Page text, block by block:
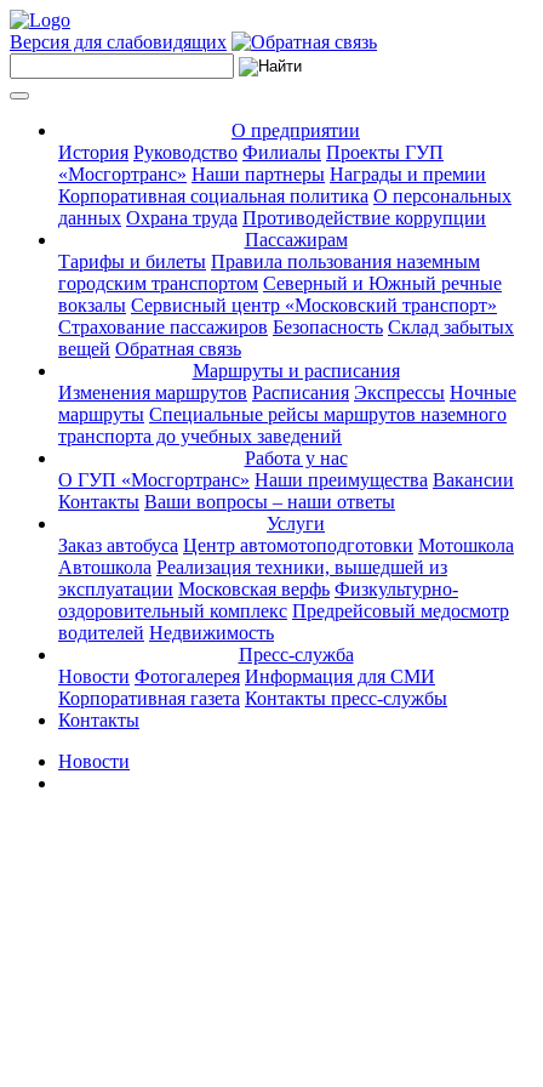
Версия для слабовидящих
О предприятии
История Руководство Филиалы Проекты ГУП
«Мосгортранс» Наши партнеры Награды и премии
Корпоративная социальная политика О персональных
данных Охрана труда Противодействие коррупции
Пассажирам
Тарифы и билеты Правила пользования наземным
городским транспортом Северный и Южный речные
вокзалы Сервисный центр «Московский транспорт»
Страхование пассажиров Безопасность Склад забытых
вещей Обратная связь
Маршруты и расписания
Изменения маршрутов Расписания Экспрессы Ночные
маршруты Специальные рейсы маршрутов наземного
транспорта до учебных заведений
Работа у нас
О ГУП «Мосгортранс» Наши преимущества Вакансии
Контакты Ваши вопросы – наши ответы
Услуги
Заказ автобуса Центр автомотоподготовки Мотошкола
Автошкола Реализация техники, вышедшей из
эксплуатации Московская верфь Физкультурно-
оздоровительный комплекс Предрейсовый медосмотр
водителей Недвижимость
Пресс-служба
Новости Фотогалерея Информация для СМИ
Корпоративная газета Контакты пресс-службы
Контакты
Новости